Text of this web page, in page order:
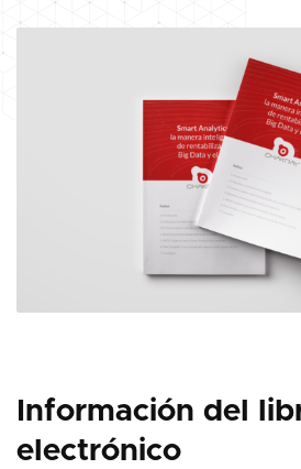
Información del
electrónico